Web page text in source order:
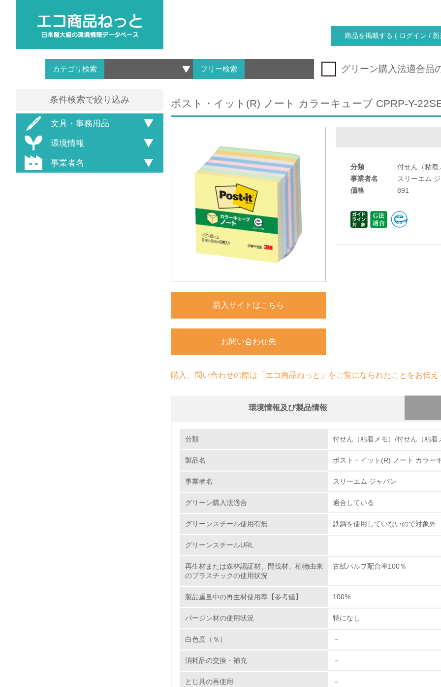
商品を掲載する ( ログイン / 新
カテゴリ検索 フリー検索 グリーン購入法適合品
条件検索で絞り込み
文具・事務用品
環境情報
事業者名
ポスト・イット(R) ノート カラーキューブ CPRP-Y-
購入サイトはこちら
お問い合わせ先
分類
付せん（粘着
事業者名
スリーエム
価格
891
購入、問い合わせの際は「エコ商品ねっと」をご覧になられたことをお伝え
環境情報及び製品情報
1.環境取り組み体制
No. チェック項目
3. 環境問題に関する従業員教育を行っている
4. 自社に関係する主要な環境法規制を把握し、順守している
大気汚染物質に関する取り組み
分類 付せん（粘着メモ）/付せん（粘着
製品名 ポスト・イット(R) ノート カラー
事業者名 スリーエム ジャパン
グリーン購入法適合 適合している
グリーンスチール使用有無 鉄鋼を使用していないので対象外
グリーンスチールURL
再生材または森林認証材、間伐材、植物由来
のプラスチックの使用状況
古紙パルプ配合率100％
製品重量中の再生材使用率【参考値】 100%
バージン材の使用状況 特になし
白色度（％） －
消耗品の交換・補充 －
とじ具の再使用 －